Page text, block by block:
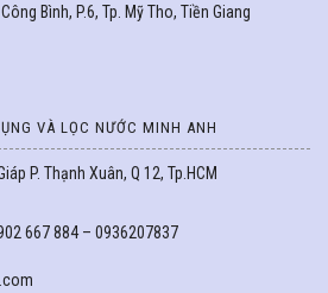
Bình, P.6, Tp. Mỹ Tho, Tiền Giang
VÀ LỌC NƯỚC MINH ANH
P. Thạnh Xuân, Q 12, Tp.HCM
667 884 – 0936207837